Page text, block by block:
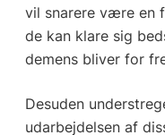
vil snarere være en
de kan klare sig
demens bliver for
Desuden
udarbejdelsen af